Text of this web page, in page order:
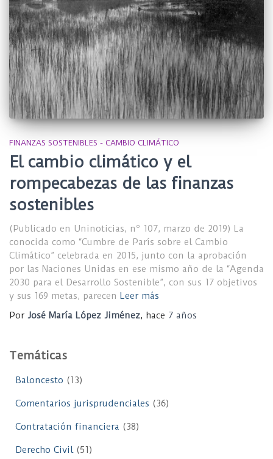
FINANZAS SOSTENIBLES - CAMBIO CLIMÁTICO
El cambio climático y el
rompecabezas de las finanzas
sostenibles
(Publicado en Uninoticias, nº 107, marzo de 2019) La
conocida como “Cumbre de París sobre el Cambio
Climático” celebrada en 2015, junto con la aprobación
por las Naciones Unidas en ese mismo año de la “Agenda
2030 para el Desarrollo Sostenible”, con sus 17 objetivos
y sus 169 metas, parecen Leer más
Por José María López Jiménez, hace 7 años
Temáticas
Baloncesto (13)
Comentarios jurisprudenciales (36)
Contratación financiera (38)
Derecho Civil(51)